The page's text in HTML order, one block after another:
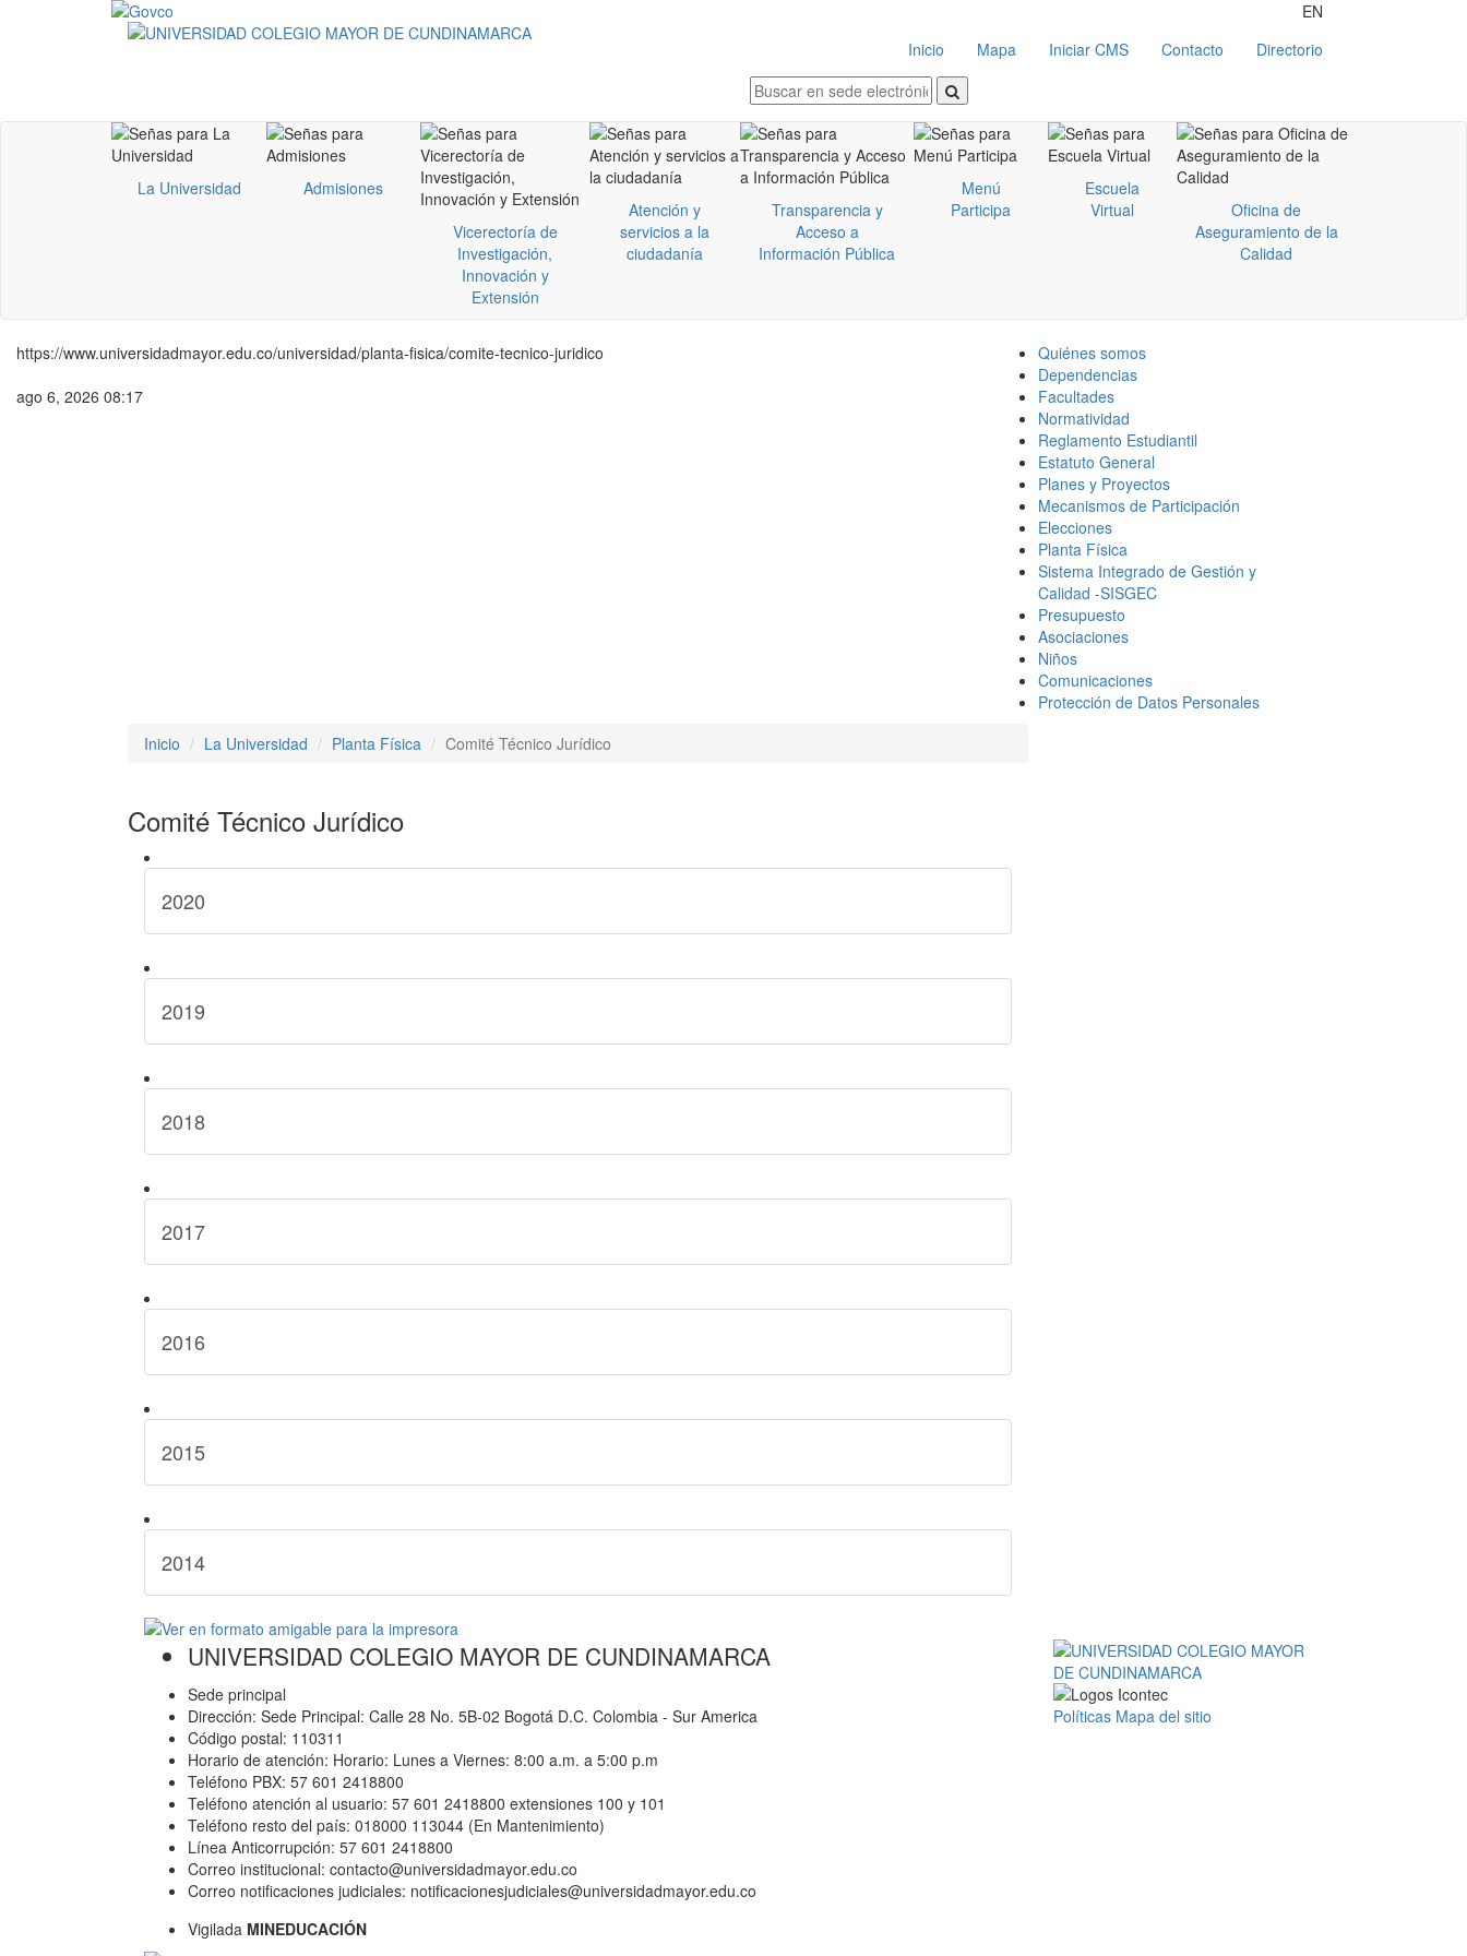
EN
Inicio
Mapa Iniciar CMS Contacto Directorio
La Universidad
Admisiones
Vicerectoría de
Investigación,
Innovación y
Extensión
Atención y
servicios a la
ciudadanía
Transparencia y
Acceso a
Información Pública
Menú
Participa
Escuela
Virtual
Oficina de
Aseguramiento de la
Calidad
https://www.universidadmayor.edu.co/universidad/planta-fisica/comite-tecnico-juridico
ago 6, 2026 08:17
Quiénes somos
Dependencias
Facultades
Normatividad
Reglamento Estudiantil
Estatuto General
Planes y Proyectos
Mecanismos de Participación
Elecciones
Planta Física
Sistema Integrado de Gestión y
Calidad -SISGEC
Presupuesto
Asociaciones
Niños
Comunicaciones
Protección de Datos Personales
Inicio
La Universidad Planta Física Comité Técnico Jurídico
Comité Técnico Jurídico
2020
2019
2018
2017
2016
2015
2014
UNIVERSIDAD COLEGIO MAYOR DE CUNDINAMARCA
Sede principal
Dirección: Sede Principal: Calle 28 No. 5B-02 Bogotá D.C. Colombia - Sur America
Código postal: 110311
Horario de atención: Horario: Lunes a Viernes: 8:00 a.m. a 5:00 p.m
Teléfono PBX: 57 601 2418800
Teléfono atención al usuario: 57 601 2418800 extensiones 100 y 101
Teléfono resto del país: 018000 113044 (En Mantenimiento)
Línea Anticorrupción: 57 601 2418800
Correo institucional: contacto@universidadmayor.edu.co
Correo notificaciones judiciales: notificacionesjudiciales@universidadmayor.edu.co
Vigilada MINEDUCACIÓN
Políticas Mapa del sitio